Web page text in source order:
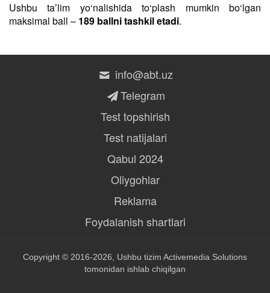
Ushbu taʼlim yo‘nalishida to‘plash mumkin bo‘lgan
maksimal ball – 189 ballni tashkil etadi.
info@abt.uz
Telegram
Test topshirish
Test natijalari
Qabul 2024
Oliygohlar
Reklama
Foydalanish shartlari
Copyright © 2016-2026, Ushbu tizim Activemedia Solutions
tomonidan ishlab chiqilgan